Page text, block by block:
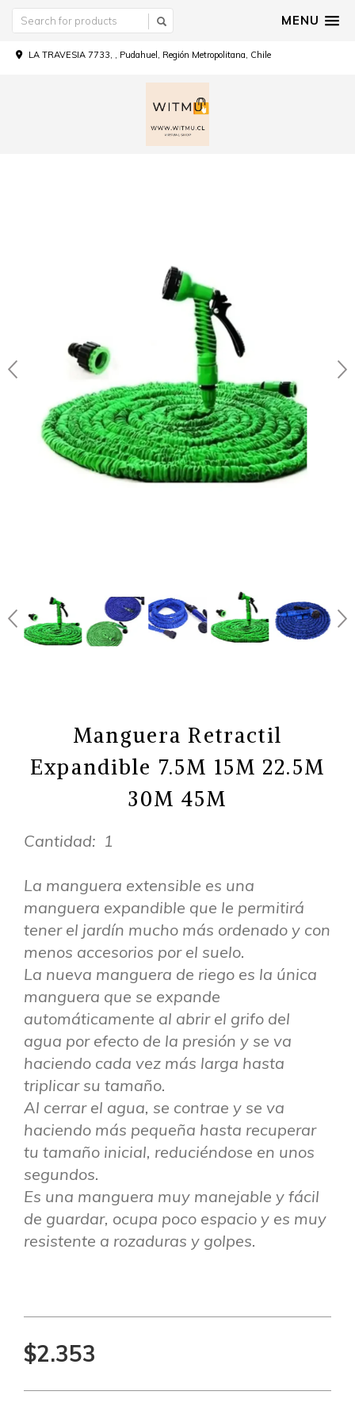
MENU
LA TRAVESIA 7733, , Pudahuel, Región Metropolitana, Chile
Manguera Retractil
Expandible 7.5M 15M 22.5M
30M 45M
Cantidad: 1
La manguera extensible es una
manguera expandible que le permitirá
tener el jardín mucho más ordenado y con
menos accesorios por el suelo.
La nueva manguera de riego es la única
manguera que se expande
automáticamente al abrir el grifo del
agua por efecto de la presión y se va
haciendo cada vez más larga hasta
triplicar su tamaño.
Al cerrar el agua, se contrae y se va
haciendo más pequeña hasta recuperar
tu tamaño inicial, reduciéndose en unos
segundos.
Es una manguera muy manejable y fácil
de guardar, ocupa poco espacio y es muy
resistente a rozaduras y golpes.
$2.353